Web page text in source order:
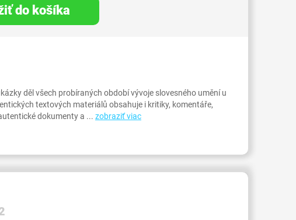
do košíka
děl všech probíraných období vývoje slovesného umění u
textových materiálů obsahuje i kritiky, komentáře,
dokumenty a ... zobraziť viac